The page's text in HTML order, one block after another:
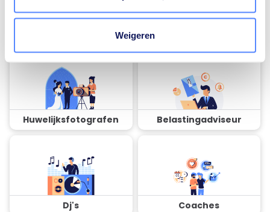
Weigeren
Airco installateurs
Ramen en deuren
Huwelijksfotografen Belastingadviseur
Dj's Coaches